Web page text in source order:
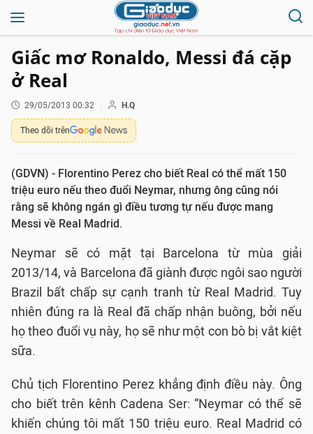
Giấc mơ Ronaldo, Messi đá cặp
ở Real
29/05/2013 00:32 H.Q
Theo dõi trên
(GDVN) - Florentino Perez cho biết Real có thể mất 150
triệu euro nếu theo đuổi Neymar, nhưng ông cũng nói
rằng sẽ không ngán gì điều tương tự nếu được mang
Messi về Real Madrid.
Neymar sẽ có mặt tại Barcelona từ mùa giải
2013/14, và Barcelona đã giành được ngôi sao người
Brazil bất chấp sự cạnh tranh từ Real Madrid. Tuy
nhiên đúng ra là Real đã chấp nhận buông, bởi nếu
họ theo đuổi vụ này, họ sẽ như một con bò bị vắt kiệt
sữa.
Chủ tịch Florentino Perez khẳng định điều này. Ông
cho biết trên kênh Cadena Ser: “Neymar có thể sẽ
khiến chúng tôi mất 150 triệu euro. Real Madrid có